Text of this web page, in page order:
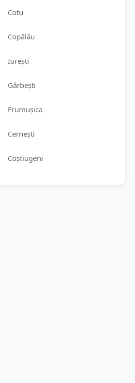
Cotu
Copălău
Iurești
Gârbești
Frumușica
Cernești
Coștiugeni